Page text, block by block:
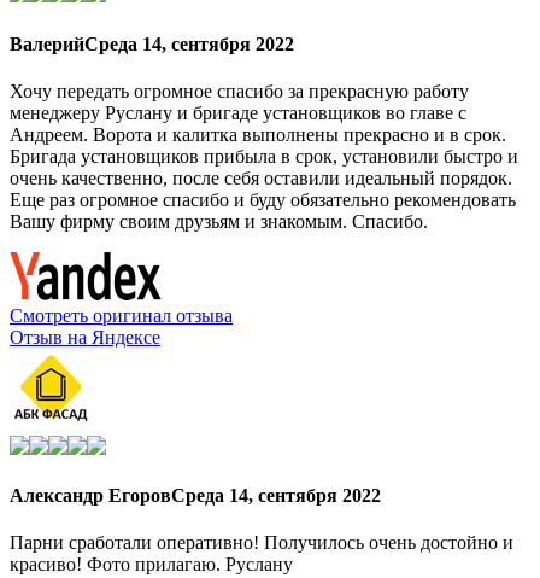
ВалерийСреда 14, сентября 2022
Хочу передать огромное спасибо за прекрасную работу
менеджеру Руслану и бригаде установщиков во главе с
Андреем. Ворота и калитка выполнены прекрасно и в срок.
Бригада установщиков прибыла в срок, установили быстро и
очень качественно, после себя оставили идеальный порядок.
Еще раз огромное спасибо и буду обязательно рекомендовать
Вашу фирму своим друзьям и знакомым. Спасибо.
Смотреть оригинал отзыва
Отзыв на Яндексе
Александр ЕгоровСреда 14, сентября 2022
Парни сработали оперативно! Получилось очень достойно и
красиво! Фото прилагаю. Руслану